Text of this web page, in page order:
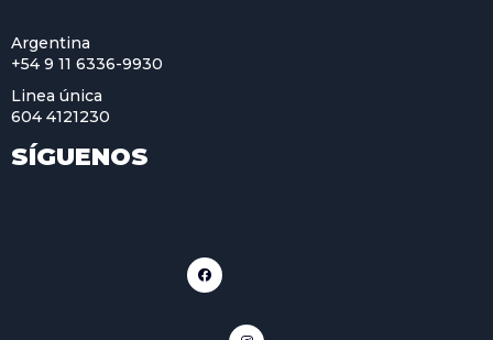
Argentina
+54 9 11 6336-9930
Linea única
604 4121230
SÍGUENOS